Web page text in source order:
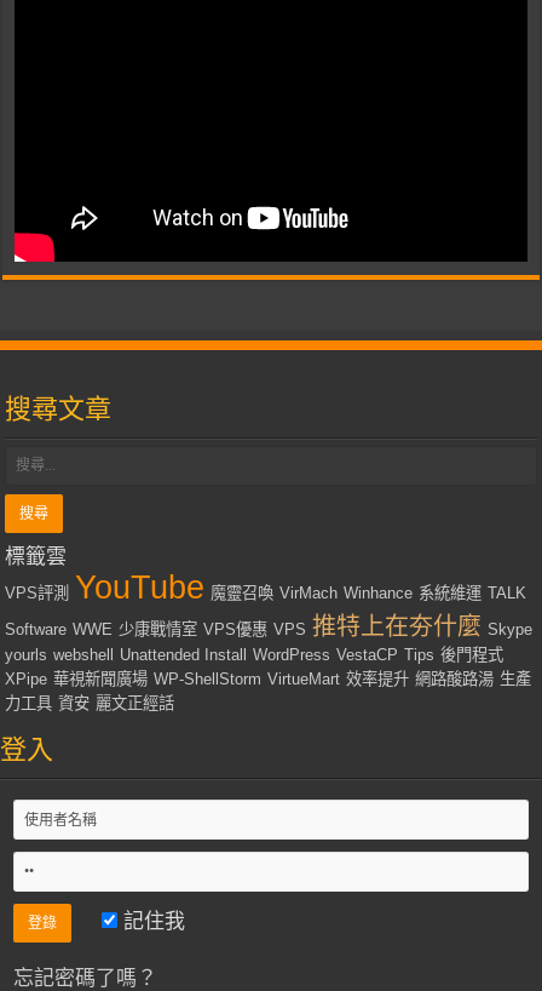
搜尋文章
標籤雲
VPS評測 YouTube 魔靈召喚 VirMach Winhance 系統維運 TALK
Software WWE 少康戰情室 VPS優惠 VPS 推特上在夯什麼 Skype
yourls webshell Unattended Install WordPress VestaCP Tips 後門程式
XPipe 華視新聞廣場 WP-ShellStorm VirtueMart 效率提升 網路酸路湯 生產
力工具 資安 麗文正經話
登入
記住我
忘記密碼了嗎？